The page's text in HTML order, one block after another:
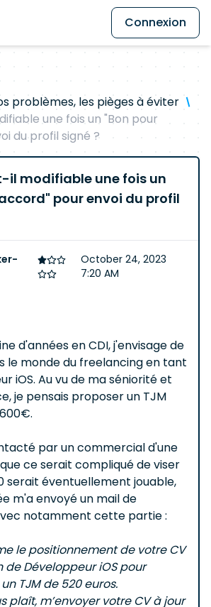
Connexion
problèmes, les pièges à éviter
une fois un "Bon pour
du profil signé ?
il modifiable une fois un
pour envoi du profil
October 24, 2023
7:20 AM
d'années en CDI, j'envisage de
le monde du freelancing en tant
iOS. Au vu de ma séniorité et
je pensais proposer un TJM
par un commercial d'une
que ce serait compliqué de viser
serait éventuellement jouable,
m'a envoyé un mail de
notamment cette partie :
le positionnement de votre CV
de Développeur iOS pour
TJM de 520 euros.
plaît, m’envoyer votre CV à jour